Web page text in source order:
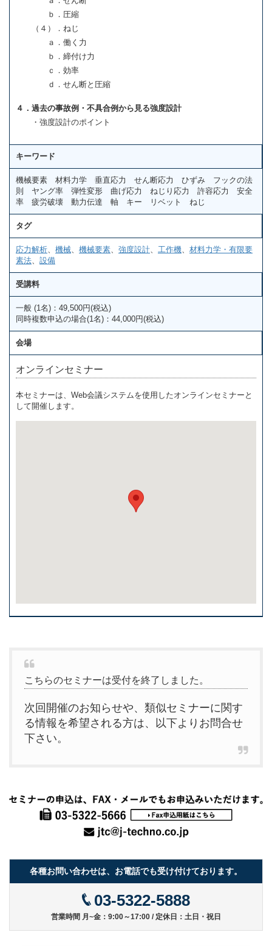
ｂ．圧縮
（４）．ねじ
ａ．働く力
ｂ．締付け力
ｃ．効率
ｄ．せん断と圧縮
４．過去の事故例・不具合例から見る強度設計
・強度設計のポイント
キーワード
機械要素 材料力学 垂直応力 せん断応力 ひずみ フックの法
則 ヤング率 弾性変形 曲げ応力 ねじり応力 許容応力 安全
率 疲労破壊 動力伝達 軸 キー リベット ねじ
タグ
応力解析 機械 機械要素 強度設計 工作機
材料力学・有限要
素法
設備
受講料
一般 (1名)：49,500円(税込)
同時複数申込の場合(1名)：44,000円(税込)
会場
オンラインセミナー
本セミナーは、Web会議システムを使用したオンラインセミナーと
して開催します。
こちらのセミナーは受付を終了しました。
次回開催のお知らせや、類似セミナーに関す
る情報を希望される方は、以下よりお問合せ
下さい。
各種お問い合わせは、お電話でも受け付けております。
03-5322-5888
営業時間 月~金：9:00～17:00 / 定休日：土日・祝日